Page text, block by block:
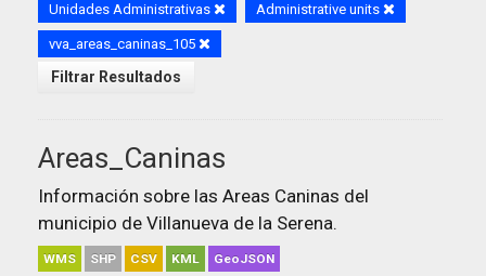
Unidades Administrativas Administrative units
vva_areas_caninas_105
Filtrar Resultados
Areas_Caninas
Información sobre las Areas Caninas del
municipio de Villanueva de la Serena.
WMS SHP CSV KML GeoJSON